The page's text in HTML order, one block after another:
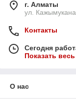
г. Алматы
ул.
Контакты
Сегодня
Показать
О нас